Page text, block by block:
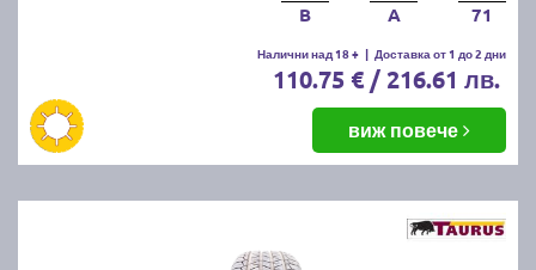
B A 71
Налични над 18 + | Доставка от 1 до 2 дни
110.75 € / 216.61 лв.
виж повече